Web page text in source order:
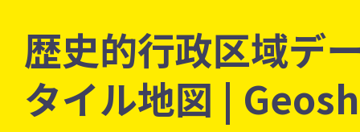
歴史的行政区域デ
タイル地図 |